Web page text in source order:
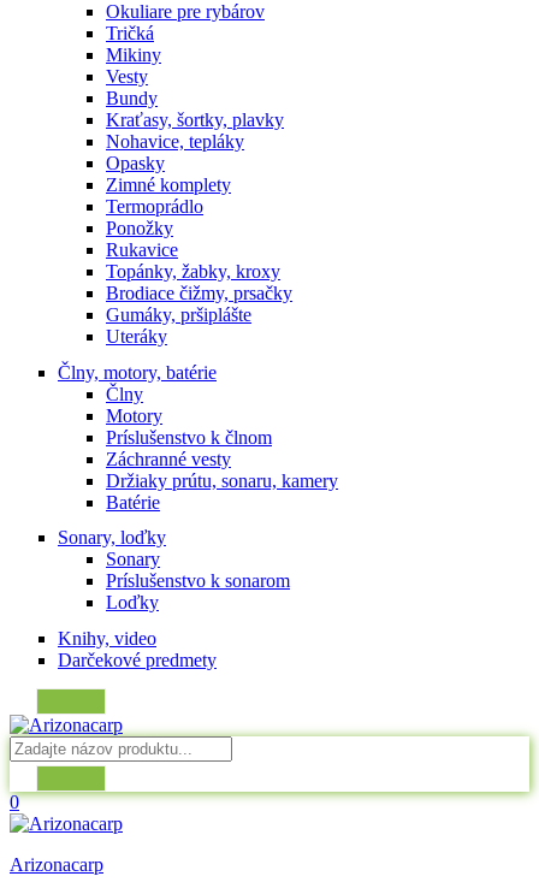
Okuliare pre rybárov
Tričká
Mikiny
Vesty
Bundy
Kraťasy, šortky, plavky
Nohavice, tepláky
Opasky
Zimné komplety
Termoprádlo
Ponožky
Rukavice
Topánky, žabky, kroxy
Brodiace čižmy, prsačky
Gumáky, pršiplášte
Uteráky
Člny, motory, batérie
Člny
Motory
Príslušenstvo k člnom
Záchranné vesty
Držiaky prútu, sonaru, kamery
Batérie
Sonary, loďky
Sonary
Príslušenstvo k sonarom
Loďky
Knihy, video
Darčekové predmety
0
Arizonacarp